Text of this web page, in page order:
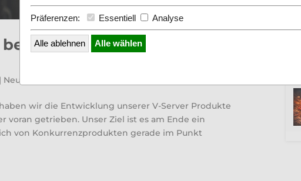
fest zugewiesenen
| Neuerungen
wir die Entwicklung unserer V-Server Produkte
getrieben. Unser Ziel ist es am Ende ein
von Konkurrenzprodukten gerade im Punkt
Präferenzen: Essentiell Analyse
Alle ablehnen Alle wählen